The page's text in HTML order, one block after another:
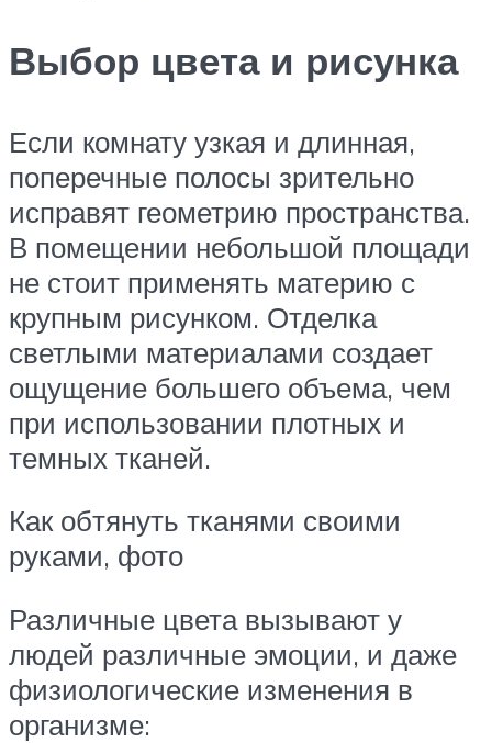
Выбор цвета и рисунка
Если комнату узкая и длинная,
поперечные полосы зрительно
исправят геометрию пространства.
В помещении небольшой площади
не стоит применять материю с
крупным рисунком. Отделка
светлыми материалами создает
ощущение большего объема, чем
при использовании плотных и
темных тканей.
Как обтянуть тканями своими
руками, фото
Различные цвета вызывают у
людей различные эмоции, и даже
физиологические изменения в
организме: